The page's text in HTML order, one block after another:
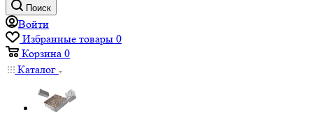
Поиск
Войти
Избранные товары 0
Корзина 0
Каталог